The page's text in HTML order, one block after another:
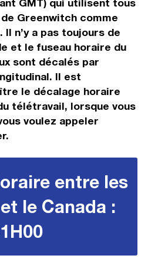
Greenwitch comme
n’y a pas toujours de
et le fuseau horaire du
sont décalés par
Il est
le décalage horaire
télétravail, lorsque vous
voulez appeler
entre les
le Canada :